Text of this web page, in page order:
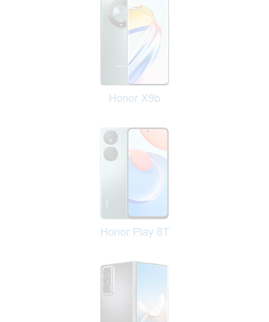
Honor X9b
Honor Play 8T